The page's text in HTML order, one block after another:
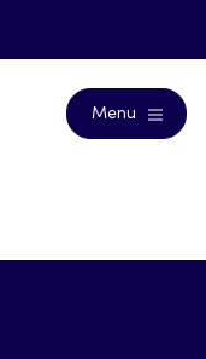
Menu